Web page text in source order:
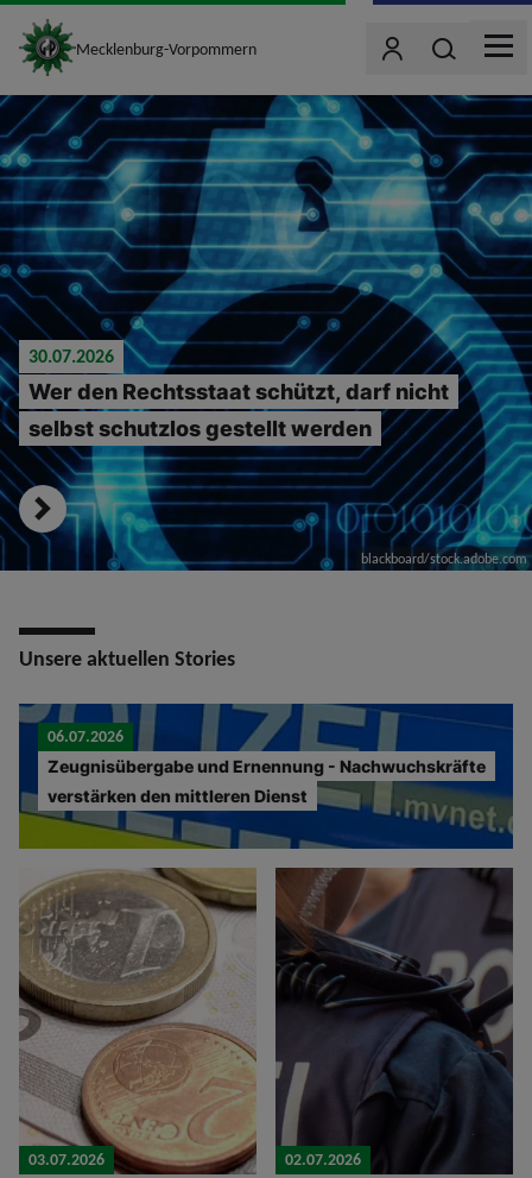
jumpToMain
site_logo
Mecklenburg-Vorpommern BenutzerWonach
MENU
blackboard/stock.adobe.com
30.07.2026
Wer den Rechtsstaat schützt, darf nicht
selbst schutzlos gestellt werden
Unsere aktuellen Stories
06.07.2026
Zeugnisübergabe und Ernennung - Nachwuchskräfte
verstärken den mittleren Dienst
03.07.2026
02.07.2026